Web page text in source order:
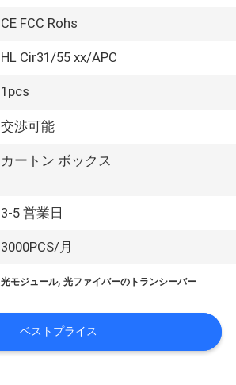
CE FCC Rohs
HL Cir31/55 xx/APC
1pcs
交渉可能
カートン ボックス
3-5 営業日
3000PCS/月
光モジュール,光ファイバーのトランシーバー
ベストプライス